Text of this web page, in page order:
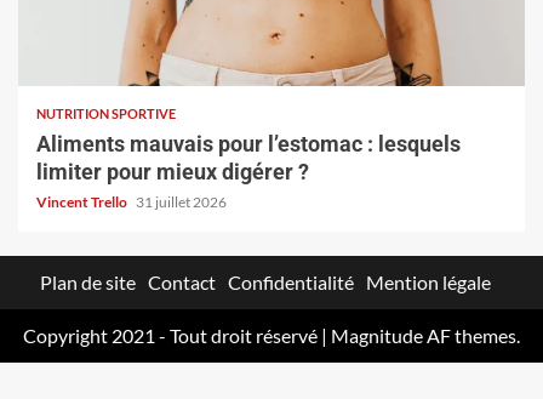
NUTRITION SPORTIVE
Aliments mauvais pour l’estomac : lesquels
limiter pour mieux digérer ?
Vincent Trello 31 juillet 2026
Plan de site Contact Confidentialité Mention légale
Copyright 2021 - Tout droit réservé | MagnitudeAF themes.